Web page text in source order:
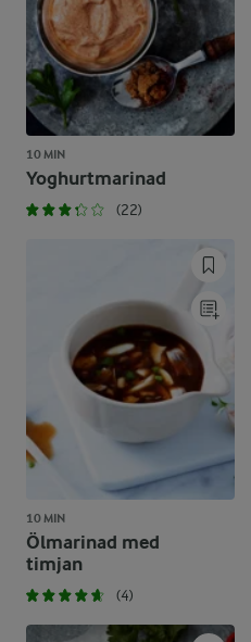
10 MIN
Yoghurtmarinad
(22)
10 MIN
Ölmarinad med
timjan
(4)